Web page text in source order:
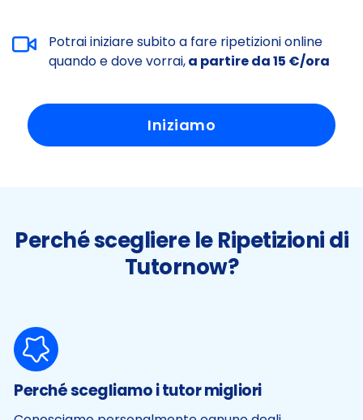
Potrai iniziare subito a fare ripetizioni online
quando e dove vorrai,a partire da 15 €/ora
Iniziamo
Perché scegliere le Ripetizioni di
Tutornow?
Perché scegliamo i tutor migliori